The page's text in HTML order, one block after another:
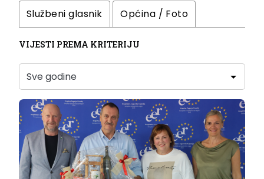
Službeni glasnik Općina / Foto
VIJESTI PREMA KRITERIJU